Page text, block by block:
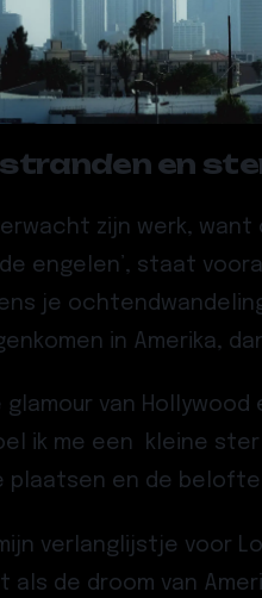
en
zijn werk,
engelen’, staat
je
in Amerika,
glamour van
ik me een kleine
plaatsen en de
verlanglijstje voor
als de droom van